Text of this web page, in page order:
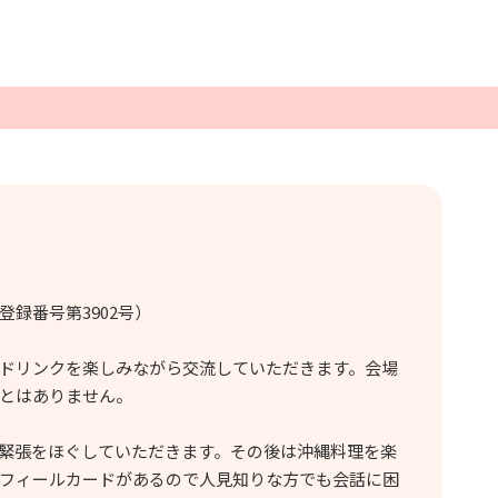
録番号第3902号）
リンクを楽しみながら交流していただきます。会場
はありません。
張をほぐしていただきます。その後は沖縄料理を楽
ィールカードがあるので人見知りな方でも会話に困